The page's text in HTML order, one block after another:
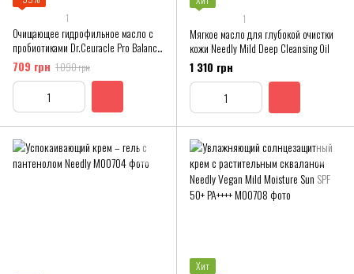
1
Очищающее гидрофильное масло с
пробиотиками Dr.Ceuracle Pro Balance
Cleansing Oil
709 грн 1 090 грн
1
Мягкое масло для глубокой очистки
кожи Needly Mild Deep Cleansing Oil
1 310 грн
Хит